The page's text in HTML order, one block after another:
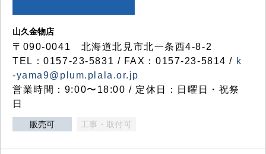
山久金物店
〒090-0041 北海道北見市北一条西4-8-2
TEL：0157-23-5831 / FAX：0157-23-5814 / k
-yama9@plum.plala.or.jp
営業時間：9:00〜18:00 / 定休日：日曜日・祝祭
日
販売可 工事・取付可